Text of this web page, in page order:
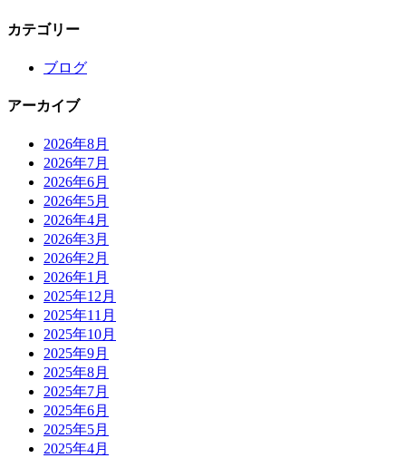
カテゴリー
ブログ
アーカイブ
2026年8月
2026年7月
2026年6月
2026年5月
2026年4月
2026年3月
2026年2月
2026年1月
2025年12月
2025年11月
2025年10月
2025年9月
2025年8月
2025年7月
2025年6月
2025年5月
2025年4月